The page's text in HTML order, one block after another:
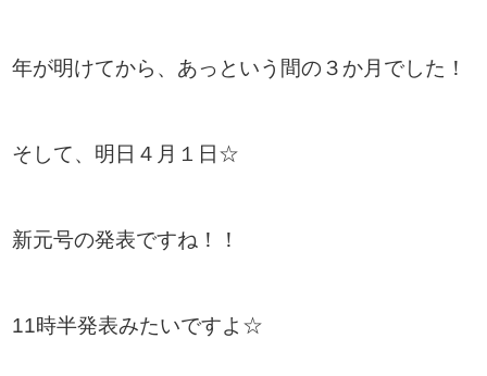
年が明けてから、あっという間の３か月でした！
そして、明日４月１日☆
新元号の発表ですね！！
11時半発表みたいですよ☆